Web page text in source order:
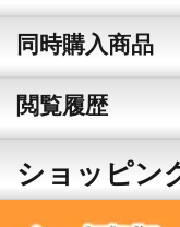
同時購入商品
閲覧履歴
ショッピン